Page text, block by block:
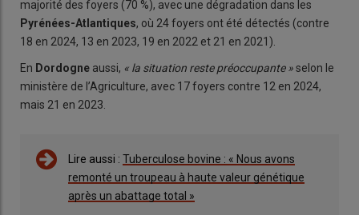
majorité des foyers (70 %), avec une dégradation dans les
Pyrénées-Atlantiques, où 24 foyers ont été détectés (contre
18 en 2024, 13 en 2023, 19 en 2022 et 21 en 2021).
En Dordogne aussi, « la situation reste préoccupante »selon le
ministère de l’Agriculture, avec 17 foyers contre 12 en 2024,
mais 21 en 2023.
Lire aussi : Tuberculose bovine : « Nous avons
remonté un troupeau à haute valeur génétique
après un abattage total »